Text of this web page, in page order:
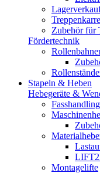
Zubehör für
Fördertechnik
Stapeln & Heben
Hebegeräte &
Fasshandling
Montagelifte